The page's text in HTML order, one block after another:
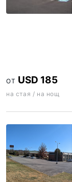
ОТ USD 185
на стая / на нощ